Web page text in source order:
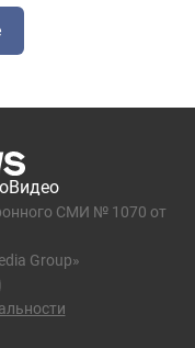
Видео
СМИ № 1070 от
Group»